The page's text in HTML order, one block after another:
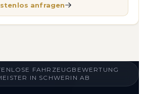
anfragen
FAHRZEUGBEWERTUNG
IN SCHWERIN AB